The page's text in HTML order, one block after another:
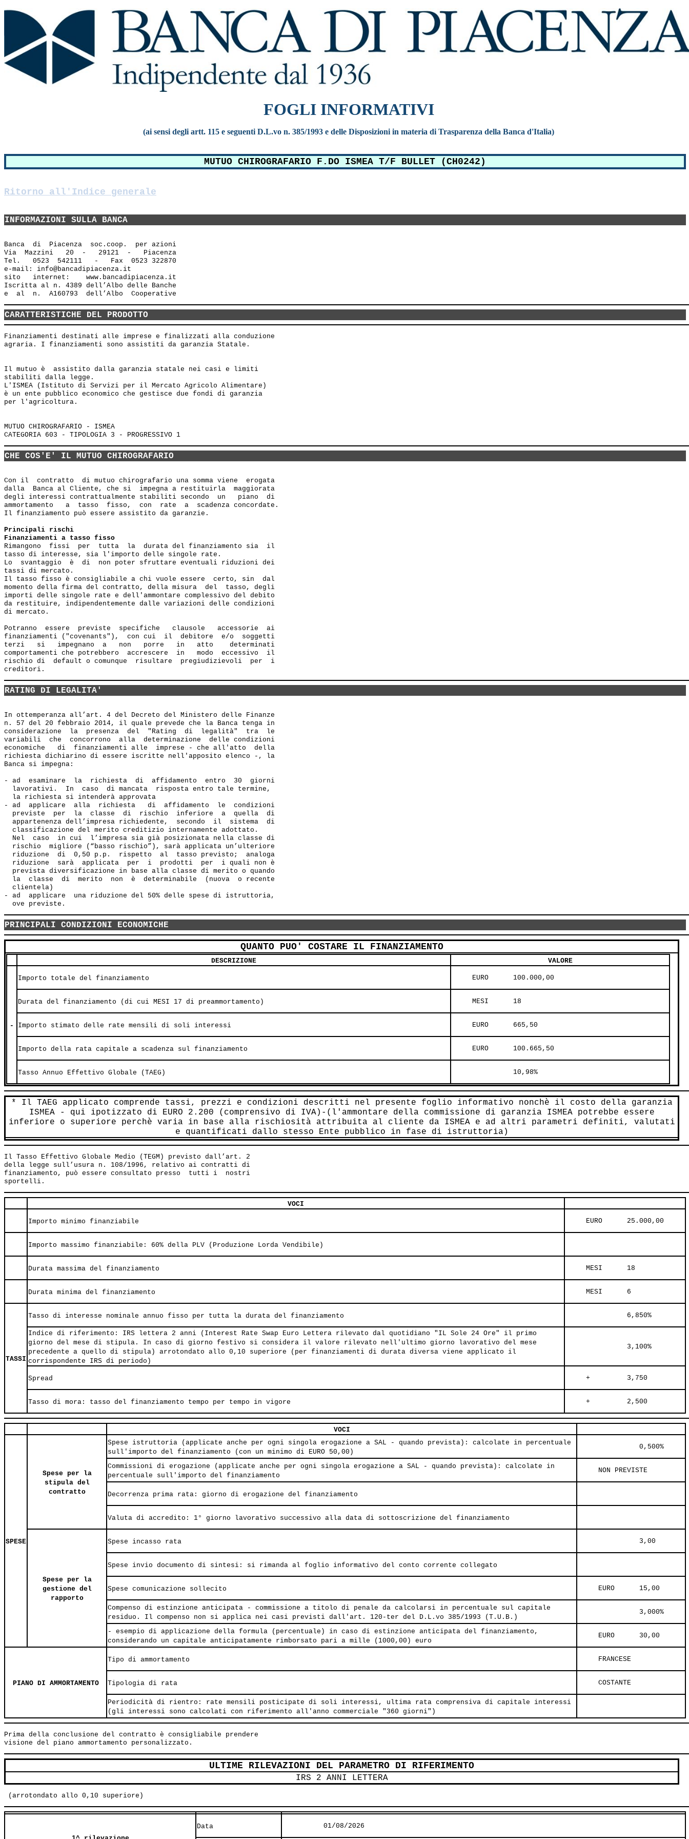
FOGLI INFORMATIVI
(ai sensi degli artt. 115 e seguenti D.L.vo n. 385/1993 e delle Disposizioni in materia di Trasparenza della Banca d'Italia)
MUTUO CHIROGRAFARIO F.DO ISMEA T/F BULLET (CH0242)
Ritorno all'Indice generale
INFORMAZIONI SULLA BANCA
Banca  di  Piacenza  soc.coop.  per azioni
Via  Mazzini   20  -   29121  -   Piacenza
Tel.   0523  542111   -   Fax  0523 322870
e-mail: info@bancadipiacenza.it
sito   internet:    www.bancadipiacenza.it
Iscritta al n. 4389 dell’Albo delle Banche
CARATTERISTICHE DEL PRODOTTO
Finanziamenti destinati alle imprese e finalizzati alla conduzione
agraria. I finanziamenti sono assistiti da garanzia Statale.
Il mutuo è  assistito dalla garanzia statale nei casi e limiti
stabiliti dalla legge.
L'ISMEA (Istituto di Servizi per il Mercato Agricolo Alimentare)
è un ente pubblico economico che gestisce due fondi di garanzia
per l'agricoltura.
MUTUO CHIROGRAFARIO - ISMEA
CHE COS'E' IL MUTUO CHIROGRAFARIO
Con il  contratto  di mutuo chirografario una somma viene  erogata
dalla  Banca al Cliente, che si  impegna a restituirla  maggiorata
degli interessi contrattualmente stabiliti secondo  un   piano  di
ammortamento   a  tasso  fisso,  con  rate  a  scadenza concordate.
Il finanziamento può essere assistito da garanzie.
Principali rischi
Finanziamenti a tasso fisso
Rimangono  fissi  per  tutta  la  durata del finanziamento sia  il
tasso di interesse, sia l'importo delle singole rate.
Lo  svantaggio  è  di  non poter sfruttare eventuali riduzioni dei
tassi di mercato.
Il tasso fisso è consigliabile a chi vuole essere  certo, sin  dal
momento della firma del contratto, della misura  del  tasso, degli
importi delle singole rate e dell'ammontare complessivo del debito
da restituire, indipendentemente dalle variazioni delle condizioni
di mercato.
Potranno  essere  previste  specifiche   clausole   accessorie  ai
finanziamenti ("covenants"),  con cui  il  debitore  e/o  soggetti
terzi   si   impegnano  a   non   porre   in   atto    determinati
comportamenti che potrebbero  accrescere  in   modo  eccessivo  il
rischio di  default o comunque  risultare  pregiudizievoli  per  i
RATING DI LEGALITA'
In ottemperanza all’art. 4 del Decreto del Ministero delle Finanze
n. 57 del 20 febbraio 2014, il quale prevede che la Banca tenga in
considerazione  la  presenza  del  "Rating  di  legalità"  tra  le
variabili  che  concorrono  alla  determinazione  delle condizioni
economiche   di  finanziamenti alle  imprese - che all'atto  della
richiesta dichiarino di essere iscritte nell'apposito elenco -, la
Banca si impegna:
- ad  esaminare  la  richiesta  di  affidamento  entro  30  giorni
  lavorativi.  In  caso  di mancata  risposta entro tale termine,
  la richiesta si intenderà approvata
- ad  applicare  alla  richiesta   di  affidamento  le  condizioni
  previste  per  la  classe  di  rischio  inferiore  a  quella  di
  appartenenza dell’impresa richiedente,  secondo  il  sistema  di
  classificazione del merito creditizio internamente adottato.
  Nel  caso  in cui  l’impresa sia già posizionata nella classe di
  rischio  migliore (“basso rischio”), sarà applicata un’ulteriore
  riduzione  di  0,50 p.p.  rispetto  al  tasso previsto;  analoga
  riduzione  sarà  applicata  per  i  prodotti  per  i quali non è
  prevista diversificazione in base alla classe di merito o quando
  la  classe  di  merito  non  è  determinabile  (nuova  o recente
  clientela)
- ad  applicare  una riduzione del 50% delle spese di istruttoria,
PRINCIPALI CONDIZIONI ECONOMICHE
QUANTO PUO' COSTARE IL FINANZIAMENTO
DESCRIZIONE VALORE
-
Importo totale del finanziamento
     EURO      100.000,00
Durata del finanziamento (di cui MESI 17 di preammortamento)
     MESI      18
Importo stimato delle rate mensili di soli interessi
     EURO      665,50
Importo della rata capitale a scadenza sul finanziamento
     EURO      100.665,50
Tasso Annuo Effettivo Globale (TAEG)
               10,98%
* Il TAEG applicato comprende tassi, prezzi e condizioni descritti nel presente foglio informativo nonchè il costo della garanzia
ISMEA - qui ipotizzato di EURO 2.200 (comprensivo di IVA)-(l'ammontare della commissione di garanzia ISMEA potrebbe essere
inferiore o superiore perchè varia in base alla rischiosità attribuita al cliente da ISMEA e ad altri parametri definiti, valutati
e quantificati dallo stesso Ente pubblico in fase di istruttoria)
Il Tasso Effettivo Globale Medio (TEGM) previsto dall’art. 2
della legge sull’usura n. 108/1996, relativo ai contratti di
finanziamento, può essere consultato presso  tutti i  nostri
VOCI
Importo minimo finanziabile
     EURO      25.000,00
Importo massimo finanziabile: 60% della PLV (Produzione Lorda Vendibile)
Durata massima del finanziamento
     MESI      18
Durata minima del finanziamento
     MESI      6
TASSI
Tasso di interesse nominale annuo fisso per tutta la durata del finanziamento
               6,850%
Indice di riferimento: IRS lettera 2 anni (Interest Rate Swap Euro Lettera rilevato dal quotidiano "IL Sole 24 Ore" il primo
giorno del mese di stipula. In caso di giorno festivo si considera il valore rilevato nell'ultimo giorno lavorativo del mese
precedente a quello di stipula) arrotondato allo 0,10 superiore (per finanziamenti di durata diversa viene applicato il
corrispondente IRS di periodo)
               3,100%
Spread
     +         3,750
Tasso di mora: tasso del finanziamento tempo per tempo in vigore
     +         2,500
VOCI
SPESE
Spese per la
stipula del
contratto
Spese istruttoria (applicate anche per ogni singola erogazione a SAL - quando prevista): calcolate in percentuale
sull'importo del finanziamento (con un minimo di EURO 50,00)
               0,500%
Commissioni di erogazione (applicate anche per ogni singola erogazione a SAL - quando prevista): calcolate in
percentuale sull'importo del finanziamento
     NON PREVISTE
Decorrenza prima rata: giorno di erogazione del finanziamento
Valuta di accredito: 1° giorno lavorativo successivo alla data di sottoscrizione del finanziamento
Spese per la
gestione del
rapporto
Spese incasso rata
               3,00
Spese invio documento di sintesi: si rimanda al foglio informativo del conto corrente collegato
Spese comunicazione sollecito
     EURO      15,00
Compenso di estinzione anticipata - commissione a titolo di penale da calcolarsi in percentuale sul capitale
residuo. Il compenso non si applica nei casi previsti dall'art. 120-ter del D.L.vo 385/1993 (T.U.B.)
               3,000%
- esempio di applicazione della formula (percentuale) in caso di estinzione anticipata del finanziamento,
considerando un capitale anticipatamente rimborsato pari a mille (1000,00) euro
     EURO      30,00
PIANO DI AMMORTAMENTO
Tipo di ammortamento
     FRANCESE
Tipologia di rata
     COSTANTE
Periodicità di rientro: rate mensili posticipate di soli interessi, ultima rata comprensiva di capitale interessi
(gli interessi sono calcolati con riferimento all'anno commerciale "360 giorni")
Prima della conclusione del contratto è consigliabile prendere
ULTIME RILEVAZIONI DEL PARAMETRO DI RIFERIMENTO
IRS 2 ANNI LETTERA
Data
          01/08/2026